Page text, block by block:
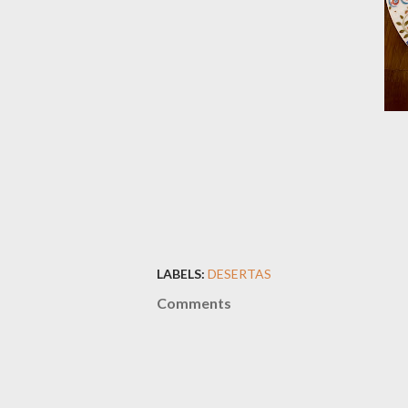
LABELS: DESERTAS
Comments